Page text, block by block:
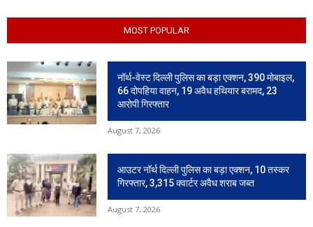
MOST POPULAR
नॉर्थ-वेस्ट दिल्ली पुलिस का बड़ा एक्शन, 390 मोबाइल,
66 दोपहिया वाहन, 19 अवैध हथियार बरामद, 23
आरोपी गिरफ्तार
August 7, 2026
आउटर नॉर्थ दिल्ली पुलिस का बड़ा एक्शन, 10 तस्कर
गिरफ्तार, 3,315 क्वार्टर अवैध शराब जब्त
August 7, 2026